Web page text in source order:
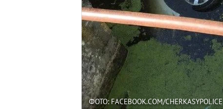
ФОТО: FACEBOOK.COM/CHERKASYPOLICE